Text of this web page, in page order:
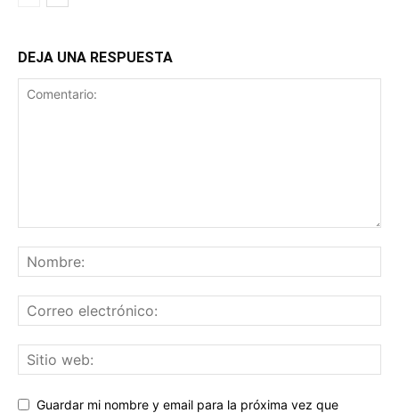
DEJA UNA RESPUESTA
Guardar mi nombre y email para la próxima vez que